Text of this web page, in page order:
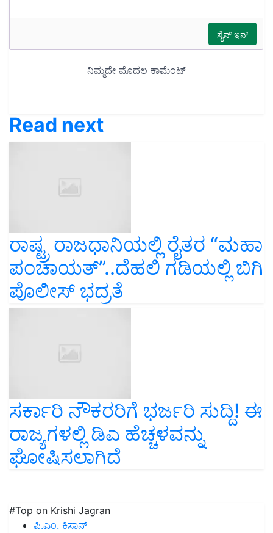
Read next
ರಾಷ್ಟ್ರ ರಾಜಧಾನಿಯಲ್ಲಿ ರೈತರ “ಮಹಾ
ಪಂಚಾಯತ್‌”..ದೆಹಲಿ ಗಡಿಯಲ್ಲಿ ಬಿಗಿ
ಪೊಲೀಸ್‌ ಭದ್ರತೆ
ಸರ್ಕಾರಿ ನೌಕರರಿಗೆ ಭರ್ಜರಿ ಸುದ್ದಿ! ಈ
ರಾಜ್ಯಗಳಲ್ಲಿ ಡಿಎ ಹೆಚ್ಚಳವನ್ನು
ಘೋಷಿಸಲಾಗಿದೆ
#Top on Krishi Jagran
ಪಿ.ಎಂ. ಕಿಸಾನ್